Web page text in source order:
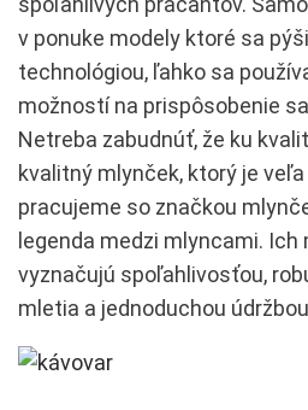
v ponuke modely ktoré sa
technológiou, ľahko sa
možností na prispôsobenie
Netreba zabudnúť, že ku
kvalitný mlynček, ktorý je
pracujeme so značkou
legenda medzi mlyncami. Ich
vyznačujú spoľahlivosťou,
mletia a jednoduchou